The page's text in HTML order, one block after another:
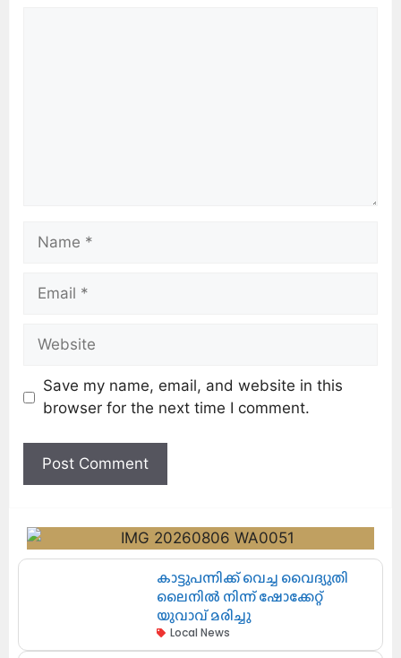
Save my name, email, and website in this
browser for the next time I comment.
കാട്ടുപന്നിക്ക് വെച്ച വൈദ്യുതി
ലൈനിൽ നിന്ന് ഷോക്കേറ്റ്
യുവാവ് മരിച്ചു
Local News